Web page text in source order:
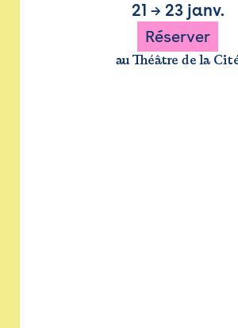
21 → 23 janv.
Réserver
au Théâtre de la